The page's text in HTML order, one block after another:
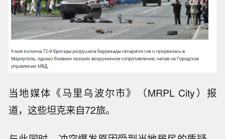
击了警察局”，与警方发生交火，“造成1名警察和
约20人死亡”。乌克兰军方和内务部特种部队闻讯
派兵支援，视频中的坦克正是由乌克兰军队派出
的。除以上死亡人数外，据新华社报道，军警方
俘虏4人。